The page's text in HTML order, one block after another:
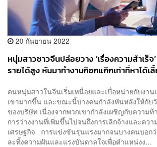
20 กันยายน 2022
หนุ่มสาวชาวจีนปล่อยวาง ‘เรื่องความสำเร็จ
รายได้สูง หันมาทำงานก๊อกแก๊กเท่าที่หาได้เ
คนหนุ่มสาวในจีนเริ่มเหนื่อยและเบื่อหน่ายกับงา
เขามากขึ้น และขณะนี้บางคนกำลังหันหลังให้กับ
ของบริษัท เนื่องจากพวกเขากำลังเผชิญกับความท้
การว่างงานที่เพิ่มขึ้นไปจนถึงการเลิกจ้างและคว
เศรษฐกิจ การแข่งขันรุนแรงมากจนบางคนบอกว่
ละทิ้งความฝันและแรงบันดาลใจเพื่อตำแหน่งง...